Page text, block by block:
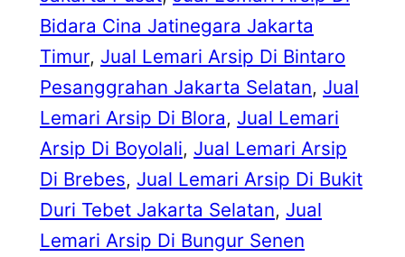
Bidara Cina Jatinegara Jakarta
Timur, Jual Lemari Arsip Di Bintaro
Pesanggrahan Jakarta Selatan, Jual
Lemari Arsip Di Blora, Jual Lemari
Arsip Di Boyolali, Jual Lemari Arsip
Di Brebes, Jual Lemari Arsip Di Bukit
Duri Tebet Jakarta Selatan, Jual
Lemari Arsip Di Bungur Senen